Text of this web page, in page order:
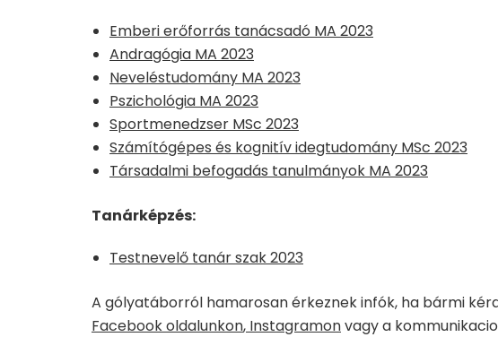
Emberi erőforrás tanácsadó MA 2023
Andragógia MA 2023
Neveléstudomány MA 2023
Pszichológia MA 2023
Sportmenedzser MSc 2023
Számítógépes és kognitív idegtudomány MSc 2023
Társadalmi befogadás tanulmányok MA 2023
Tanárképzés:
Testnevelő tanár szak 2023
A gólyatáborról hamarosan érkeznek infók, ha bármi
Facebook oldalunkon, Instagramonvagy a